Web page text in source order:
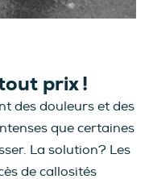
prix !
des douleurs et des
que certaines
La solution? Les
de callosités